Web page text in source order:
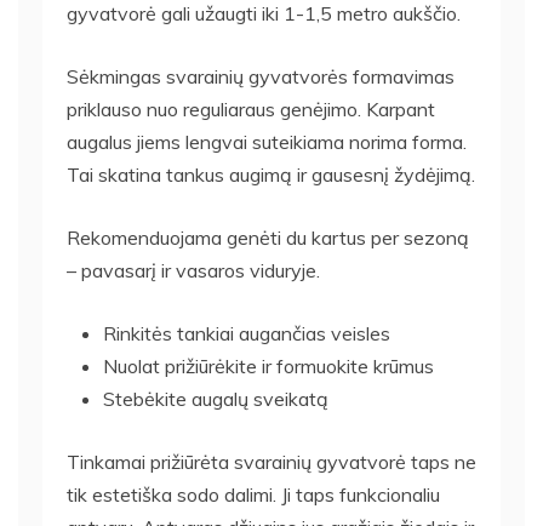
gyvatvorė gali užaugti iki 1-1,5 metro aukščio.
Sėkmingas svarainių gyvatvorės formavimas
priklauso nuo reguliaraus genėjimo. Karpant
augalus jiems lengvai suteikiama norima forma.
Tai skatina tankus augimą ir gausesnį žydėjimą.
Rekomenduojama genėti du kartus per sezoną
– pavasarį ir vasaros viduryje.
Rinkitės tankiai augančias veisles
Nuolat prižiūrėkite ir formuokite krūmus
Stebėkite augalų sveikatą
Tinkamai prižiūrėta svarainių gyvatvorė taps ne
tik estetiška sodo dalimi. Ji taps funkcionaliu